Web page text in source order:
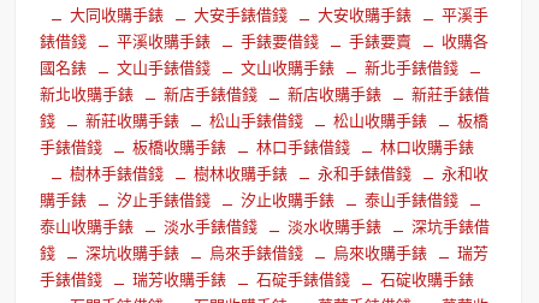
大同收購手錶
大安手錶借錢 大安收購手錶
平溪手
錶借錢
平溪收購手錶 手錶要借錢 手錶要賣
收購各
國名錶
文山手錶借錢 文山收購手錶
新北手錶借錢
新北收購手錶
新店手錶借錢 新店收購手錶
新莊手錶借
錢
新莊收購手錶 松山手錶借錢 松山收購手錶
板橋
手錶借錢
板橋收購手錶 林口手錶借錢
林口收購手錶
樹林手錶借錢
樹林收購手錶 永和手錶借錢
永和收
購手錶
汐止手錶借錢 汐止收購手錶
泰山手錶借錢
泰山收購手錶
淡水手錶借錢 淡水收購手錶
深坑手錶借
錢
深坑收購手錶 烏來手錶借錢 烏來收購手錶
瑞芳
手錶借錢
瑞芳收購手錶 石碇手錶借錢
石碇收購手錶